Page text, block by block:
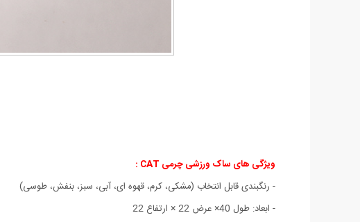
ویژگی های ساک ورزشی چرمی CAT
:
- رنگبندی قابل انتخاب (مشکی، کرم، قهوه ای، آبی، سبز، بنفش، طوسی)
- ابعاد: طول 40× عرض 22 × ارتفاع 22